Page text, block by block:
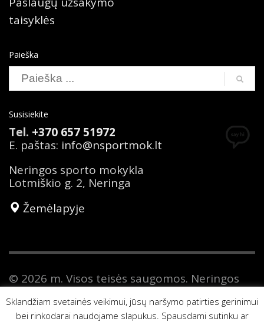
taisyklės
Paieška
Susisiekite
Tel. +370 657 51972
E. paštas: info@nsportmok.lt
Neringos sporto mokykla
Lotmiškio g. 2, Neringa
Žemėlapyje
© 2026 m. Visos teisės saugomos. Neringos
sporto mokykla yra savivaldybės biudžetinė
įstaiga. Duomenys apie Neringos sporto
mokyklą kaupiami ir saugomi Juridinių
Sklandžiam svetainės veikimui, jūsų naršymo patirties gerinimui
bei rinkodarai naudojame slapukus. Spausdami sutinku ar